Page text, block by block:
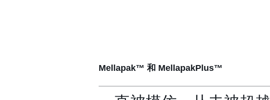
Mellapak™ 和 MellapakPlus™